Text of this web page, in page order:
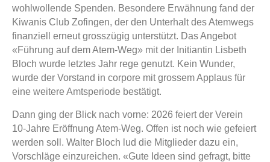
wohlwollende Spenden. Besondere Erwähnung fand der
Kiwanis Club Zofingen, der den Unterhalt des Atemwegs
finanziell erneut grosszügig unterstützt. Das Angebot
«Führung auf dem Atem-Weg» mit der Initiantin Lisbeth
Bloch wurde letztes Jahr rege genutzt. Kein Wunder,
wurde der Vorstand in corpore mit grossem Applaus für
eine weitere Amtsperiode bestätigt.
Dann ging der Blick nach vorne: 2026 feiert der Verein
10-Jahre Eröffnung Atem-Weg. Offen ist noch wie gefeiert
werden soll. Walter Bloch lud die Mitglieder dazu ein,
Vorschläge einzureichen. «Gute Ideen sind gefragt, bitte